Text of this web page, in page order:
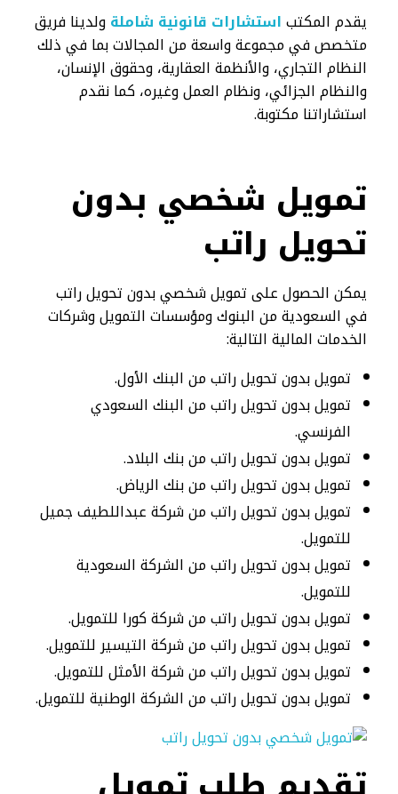
يقدم المكتباستشارات قانونية شاملةولدينا فريق
متخصص في مجموعة واسعة من المجالات بما في ذلك
النظام التجاري، والأنظمة العقارية، وحقوق الإنسان،
والنظام الجزائي، ونظام العمل وغيره، كما نقدم
استشاراتنا مكتوبة.
تمويل شخصي بدون
تحويل راتب
يمكن الحصول على تمويل شخصي بدون تحويل راتب
في السعودية من البنوك ومؤسسات التمويل وشركات
الخدمات المالية التالية:
تمويل بدون تحويل راتب من البنك الأول.
تمويل بدون تحويل راتب من البنك السعودي
الفرنسي.
تمويل بدون تحويل راتب من بنك البلاد.
تمويل بدون تحويل راتب من بنك الرياض.
تمويل بدون تحويل راتب من شركة عبداللطيف جميل
للتمويل.
تمويل بدون تحويل راتب من الشركة السعودية
للتمويل.
تمويل بدون تحويل راتب من شركة كورا للتمويل.
تمويل بدون تحويل راتب من شركة التيسير للتمويل.
تمويل بدون تحويل راتب من شركة الأمثل للتمويل.
تمويل بدون تحويل راتب من الشركة الوطنية للتمويل.